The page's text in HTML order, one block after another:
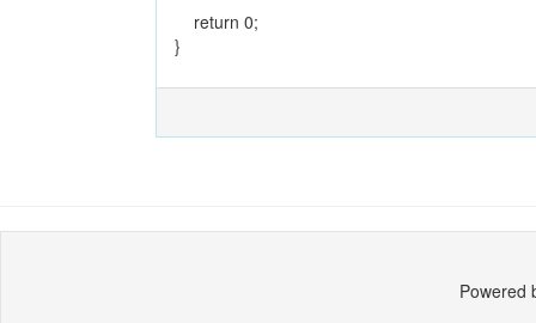
return 0;
}
Powered